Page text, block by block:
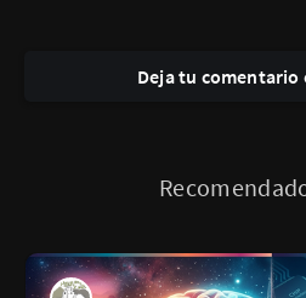
Deja tu comentario